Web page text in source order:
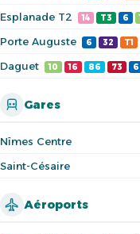
Esplanade T2 14 T3 6
Porte Auguste 6 32 T1
Daguet 10 16 86 73 6
Gares
Nîmes Centre
Saint-Césaire
Aéroports